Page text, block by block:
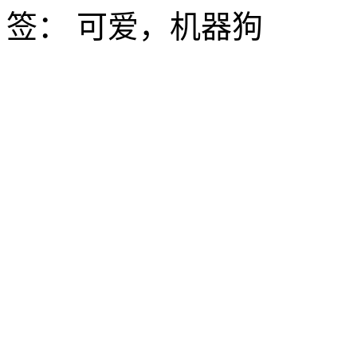
签： 可爱，机器狗